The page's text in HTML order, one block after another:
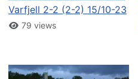
Varfjell 2-2 (2-2) 15/10-23
79 views